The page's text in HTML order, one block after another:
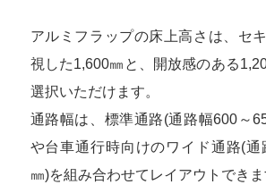
アルミフラップの床上高さは、セ
視した1,600㎜と、開放感のある
選択いただけます。
通路幅は、標準通路(通路幅600～
や台車通行時向けのワイド通路(通
㎜)を組み合わせてレイアウトできま